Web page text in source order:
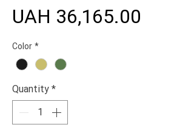
UAH 36,165.00
Color *
Quantity *